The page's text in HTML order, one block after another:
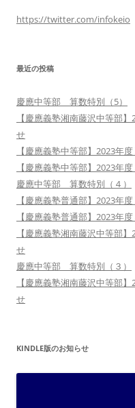
https://twitter.com/infokeio
最近の投稿
慶應中等部 算数特別（5）
【慶應義塾湘南藤沢中等部
せ
【慶應義塾中等部】2023年
【慶應義塾中等部】2023年
慶應中等部 算数特別（４）
【慶應義塾普通部】2023年
【慶應義塾普通部】2023年
【慶應義塾湘南藤沢中等部
せ
慶應中等部 算数特別（３）
【慶應義塾湘南藤沢中等部
せ
KINDLE版のお知らせ